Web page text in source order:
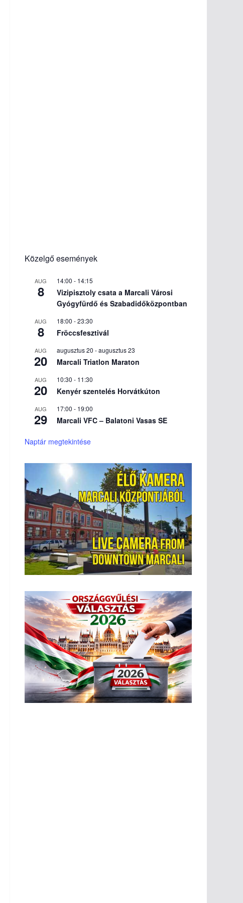
Közelgő események
AUG
8
14:00 - 14:15
Vizipisztoly csata a Marcali Városi
Gyógyfürdő és Szabadidőközpontban
AUG
8
18:00 -23:30
Fröccsfesztivál
AUG
20
augusztus 20 -augusztus 23
Marcali Triatlon Maraton
AUG
20
10:30 - 11:30
Kenyér szentelés Horvátkúton
AUG
29
17:00 - 19:00
Marcali VFC – Balatoni Vasas SE
Naptár megtekintése